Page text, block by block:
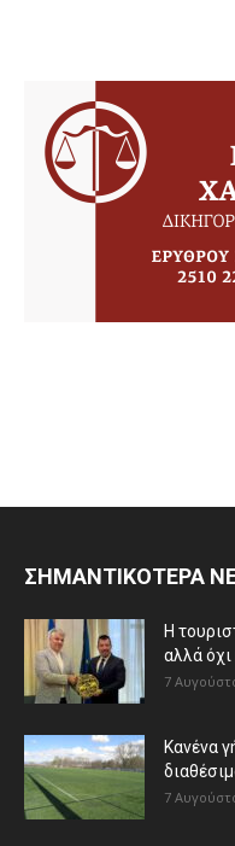
ΣΗΜΑΝΤΙΚΟΤΕΡΑ
Η
αλλά όχι
7
Κανένα
7